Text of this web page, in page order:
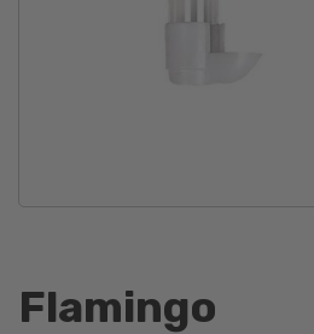
Flamingo